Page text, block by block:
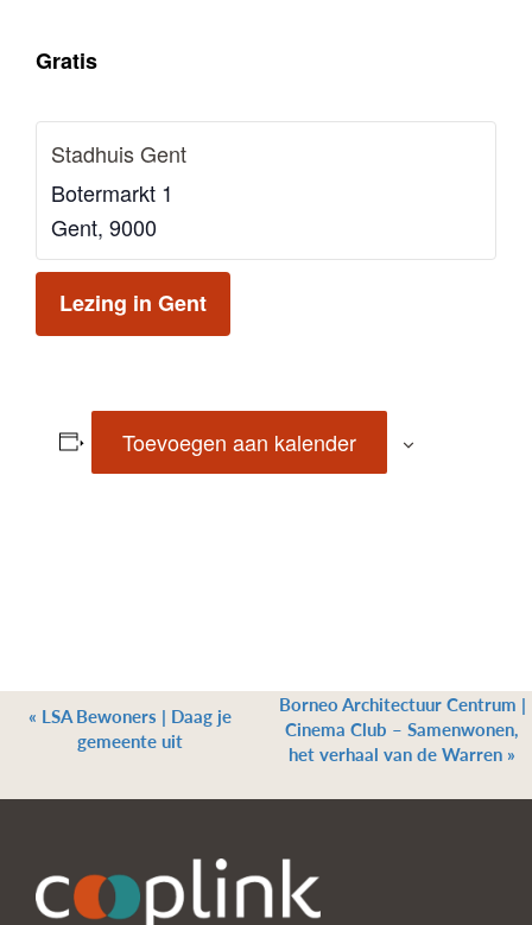
Gratis
Stadhuis Gent
Botermarkt 1
Gent, 9000
Lezing in Gent
Toevoegen aan kalender
« LSA Bewoners | Daag je
gemeente uit
Borneo Architectuur Centrum |
Cinema Club – Samenwonen,
het verhaal van de Warren »